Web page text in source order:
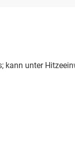
kann unter